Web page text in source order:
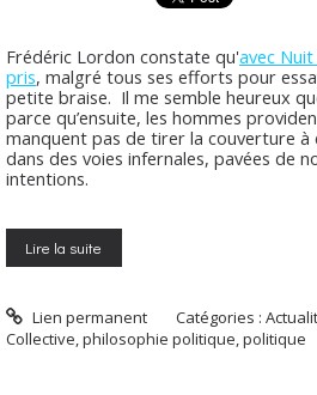
Frédéric Lordon constate qu'avec
pris, malgré tous ses efforts pour
petite braise. Il me semble heureux
parce qu’ensuite, les hommes
manquent pas de tirer la couverture à
dans des voies infernales, pavées de
intentions.
Lire la suite
Lien permanent Catégories :
Collective,philosophie politique,politique